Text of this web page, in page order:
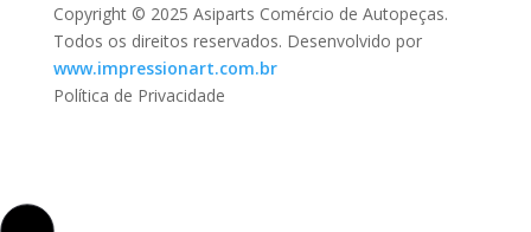
Copyright © 2025 Asiparts Comércio de Autopeças.
Todos os direitos reservados. Desenvolvido por
www.impressionart.com.br
Política de Privacidade